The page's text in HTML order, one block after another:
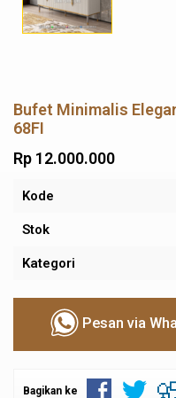
Bufet Minimalis
68FI
Rp 12.000.000
Kode
Stok
Kategori
Pesan via
Bagikan ke